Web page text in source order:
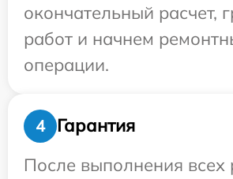
окончательный расчет,
работ и начнем
операции.
4
Гарантия
После выполнения всех